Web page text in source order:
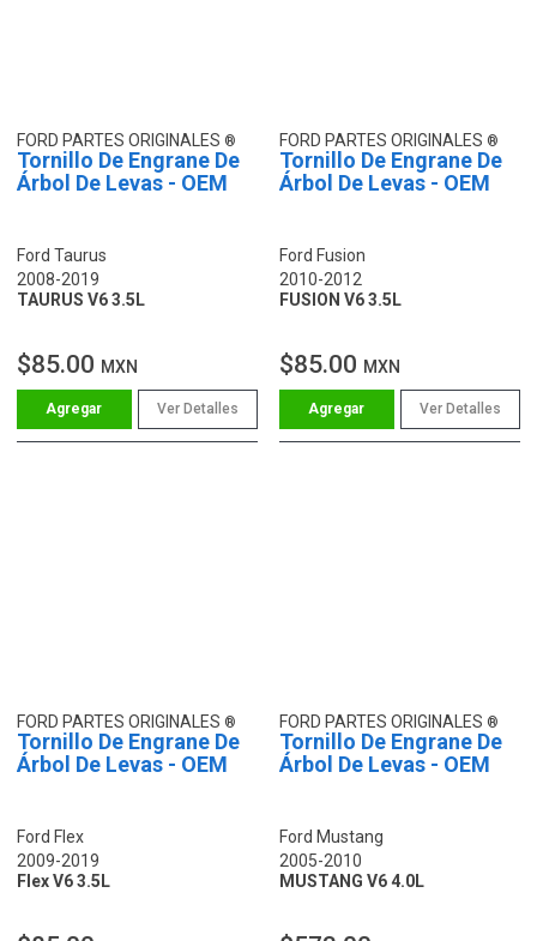
FORD PARTES ORIGINALES
Tornillo De Engrane De
Árbol De Levas - OEM
Ford Taurus
2008-2019
TAURUS V6 3.5L
$85.00 MXN
Ver Detalles
FORD PARTES ORIGINALES
Tornillo De Engrane De
Árbol De Levas - OEM
Ford Fusion
2010-2012
FUSION V6 3.5L
$85.00 MXN
Ver Detalles
FORD PARTES ORIGINALES
Tornillo De Engrane De
Árbol De Levas - OEM
Ford Flex
2009-2019
Flex V6 3.5L
FORD PARTES ORIGINALES
Tornillo De Engrane De
Árbol De Levas - OEM
Ford Mustang
2005-2010
MUSTANG V6 4.0L